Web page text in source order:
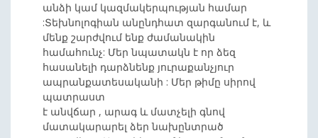
անձի կամ կազմակերպության համար
:Տեխնոլոգիան անընդհատ զարգանում է, և
մենք շարժվում ենք ժամանակին
համահունչ: Մեր նպատակն է որ ձեզ
հասանելի դարձնենք յուրաքանչյուր
ապրանքատեսականի : Մեր թիմը սիրով
պատրաստ
է անվճար , արագ և մատչելի գնով
մատակարարել ձեր նախընտրած